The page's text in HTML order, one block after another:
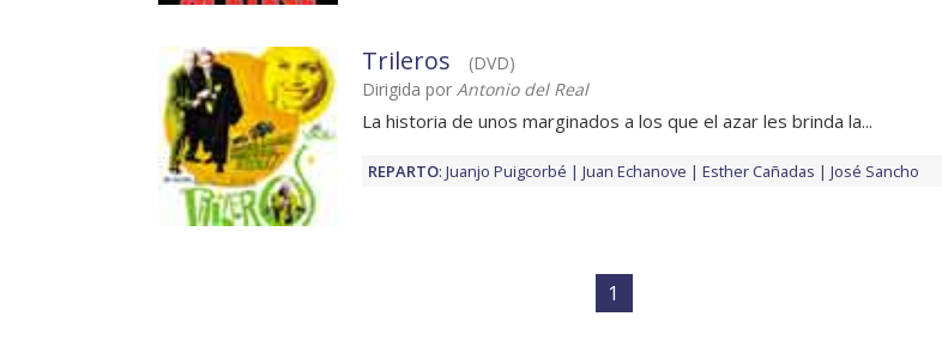
Trileros
(DVD)
Dirigida por Antonio del Real
La historia de unos marginados a los que el azar les brinda la...
REPARTO: Juanjo Puigcorbé Juan Echanove Esther Cañadas José Sancho
1